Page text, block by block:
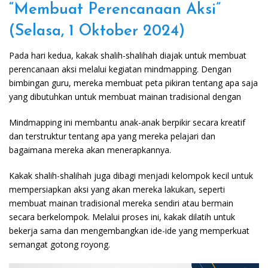
“Membuat Perencanaan Aksi”
(Selasa, 1 Oktober 2024)
Pada hari kedua, kakak shalih-shalihah diajak untuk membuat
perencanaan aksi melalui kegiatan mindmapping. Dengan
bimbingan guru, mereka membuat peta pikiran tentang apa saja
yang dibutuhkan untuk membuat mainan tradisional dengan
Mindmapping ini membantu anak-anak berpikir secara kreatif
dan terstruktur tentang apa yang mereka pelajari dan
bagaimana mereka akan menerapkannya.
Kakak shalih-shalihah juga dibagi menjadi kelompok kecil untuk
mempersiapkan aksi yang akan mereka lakukan, seperti
membuat mainan tradisional mereka sendiri atau bermain
secara berkelompok. Melalui proses ini, kakak dilatih untuk
bekerja sama dan mengembangkan ide-ide yang memperkuat
semangat gotong royong.